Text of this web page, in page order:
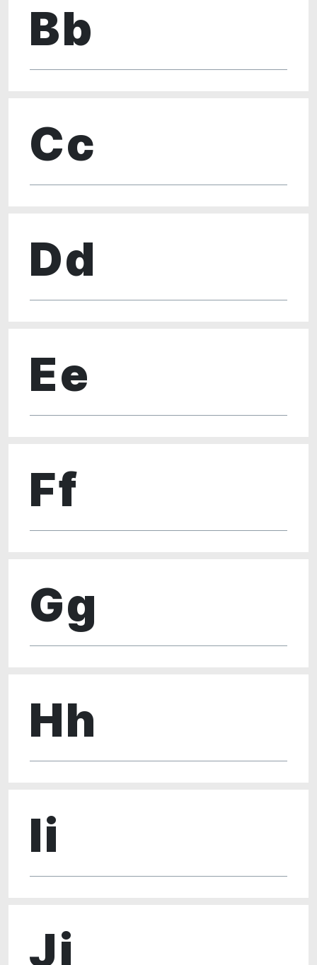
Bb
Cc
Dd
Ee
Ff
Gg
Hh
Ii
Jj